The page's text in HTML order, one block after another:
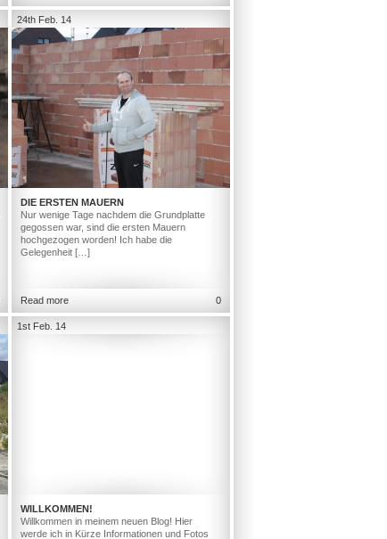
24th Feb. 14
DIE ERSTEN MAUERN
Nur wenige Tage nachdem die Grundplatte
gegossen war, sind die ersten Mauern
hochgezogen worden! Ich habe die
Gelegenheit […]
Read more 0
1st Feb. 14
WILLKOMMEN!
Willkommen in meinem neuen Blog! Hier
werde ich in Kürze Informationen und Fotos